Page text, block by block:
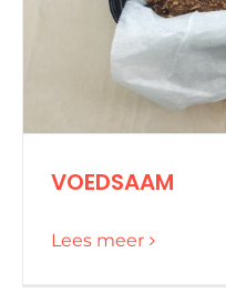
VOEDSAAM
Lees meer